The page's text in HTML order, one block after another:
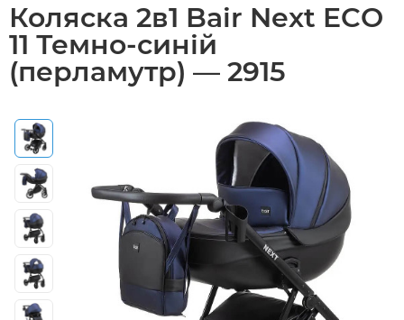
Коляска 2в1 Bair Next ECO
11 Темно-синій
(перламутр) — 2915